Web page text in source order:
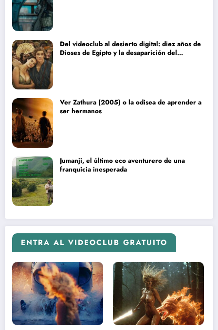
Del videoclub al desierto digital: diez años de
Dioses de Egipto y la desaparición del
Ver Zathura (2005) o la odisea de aprender a
ser hermanos
Jumanji, el último eco aventurero de una
franquicia inesperada
ENTRA AL VIDEOCLUB GRATUITO